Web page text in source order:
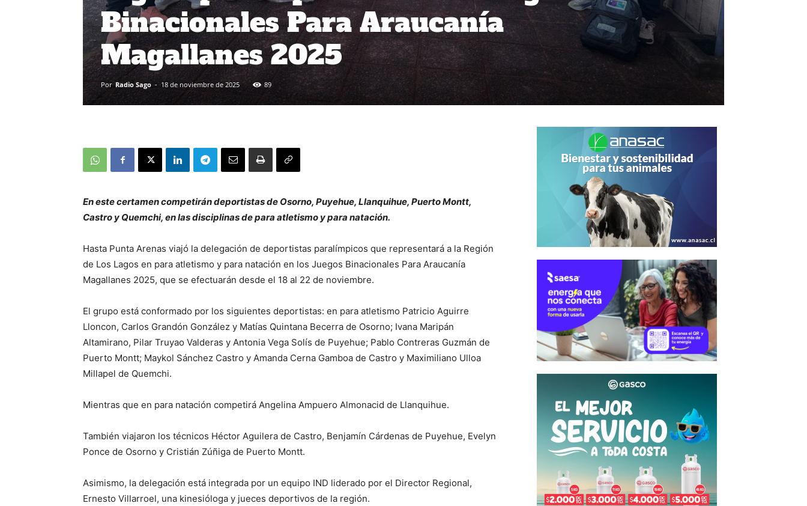
Binacionales Para Araucanía
Magallanes 2025
Por Radio Sago - 18 de noviembre de 2025 89
En este certamen competirán deportistas de Osorno, Puyehue, Llanquihue, Puerto Montt,
Castro y Quemchi, en las disciplinas de para atletismo y para natación.
Hasta Punta Arenas viajó la delegación de deportistas paralímpicos que representará a la Región
de Los Lagos en para atletismo y para natación en los Juegos Binacionales Para Araucanía
Magallanes 2025, que se efectuarán desde el 18 al 22 de noviembre.
El grupo está conformado por los siguientes deportistas: en para atletismo Patricio Aguirre
Lloncon, Carlos Grandón González y Matías Quintana Becerra de Osorno; Ivana Maripán
Altamirano, Pilar Truyao Valderas y Antonia Vega Solís de Puyehue; Pablo Contreras Guzmán de
Puerto Montt; Maykol Sánchez Castro y Amanda Cerna Gamboa de Castro y Maximiliano Ulloa
Millapel de Quemchi.
Mientras que en para natación competirá Angelina Ampuero Almonacid de Llanquihue.
También viajaron los técnicos Héctor Aguilera de Castro, Benjamín Cárdenas de Puyehue, Evelyn
Ponce de Osorno y Cristián Zúñiga de Puerto Montt.
Asimismo, la delegación está integrada por un equipo IND liderado por el Director Regional,
Ernesto Villarroel, una kinesióloga y jueces deportivos de la región.